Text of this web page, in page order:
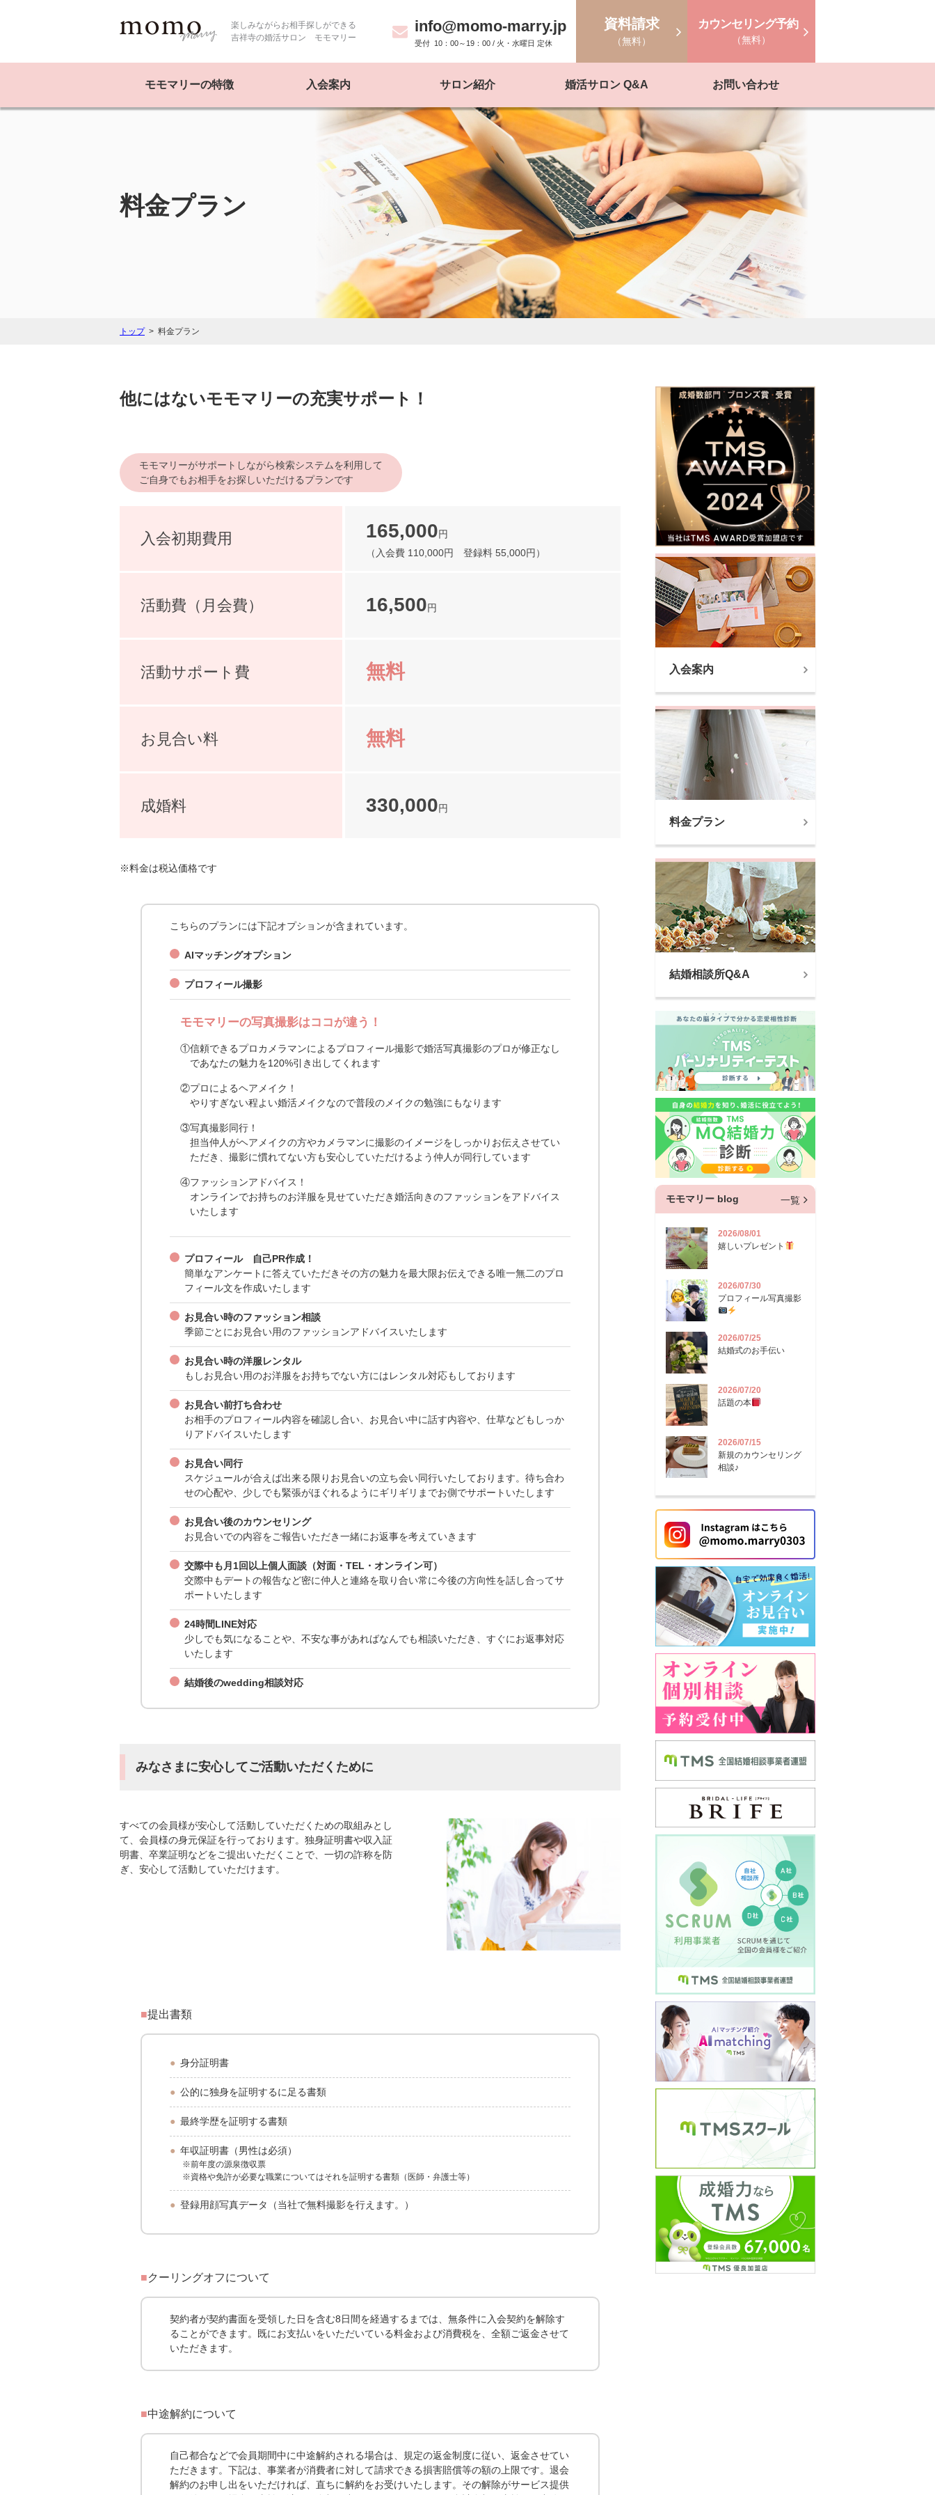
楽しみながらお相手探しができる
吉祥寺の婚活サロン モモマリー
info@momo-marry.jp
10：00～19：00 / 火・水曜日 定休
資料請求
（無料）
カウンセリング予約
（無料）
モモマリーの特徴 入会案内 サロン紹介 婚活サロン Q&A お問い合わせ
料金プラン
トップ 料金プラン
他にはないモモマリーの充実サポート！
モモマリーがサポートしながら検索システムを利用して
ご自身でもお相手をお探しいただけるプランです
入会初期費用 165,000円
（入会費 110,000円 登録料 55,000円）
活動費（月会費） 16,500円
活動サポート費 無料
お見合い料 無料
成婚料 330,000円
※料金は税込価格です
こちらのプランには下記オプションが含まれています。
AIマッチングオプション
プロフィール撮影
モモマリーの写真撮影はココが違う！
①信頼できるプロカメラマンによるプロフィール撮影で婚活写真撮影のプロが修正なし
であなたの魅力を120%引き出してくれます
②プロによるヘアメイク！
やりすぎない程よい婚活メイクなので普段のメイクの勉強にもなります
③写真撮影同行！
担当仲人がヘアメイクの方やカメラマンに撮影のイメージをしっかりお伝えさせてい
ただき、撮影に慣れてない方も安心していただけるよう仲人が同行しています
④ファッションアドバイス！
オンラインでお持ちのお洋服を見せていただき婚活向きのファッションをアドバイス
いたします
プロフィール 自己PR作成！
簡単なアンケートに答えていただきその方の魅力を最大限お伝えできる唯一無二のプロ
フィール文を作成いたします
お見合い時のファッション相談
季節ごとにお見合い用のファッションアドバイスいたします
お見合い時の洋服レンタル
もしお見合い用のお洋服をお持ちでない方にはレンタル対応もしております
お見合い前打ち合わせ
お相手のプロフィール内容を確認し合い、お見合い中に話す内容や、仕草などもしっか
りアドバイスいたします
お見合い同行
スケジュールが合えば出来る限りお見合いの立ち会い同行いたしております。待ち合わ
せの心配や、少しでも緊張がほぐれるようにギリギリまでお側でサポートいたします
お見合い後のカウンセリング
お見合いでの内容をご報告いただき一緒にお返事を考えていきます
交際中も月1回以上個人面談（対面・TEL・オンライン可）
交際中もデートの報告など密に仲人と連絡を取り合い常に今後の方向性を話し合ってサ
ポートいたします
24時間LINE対応
少しでも気になることや、不安な事があればなんでも相談いただき、すぐにお返事対応
いたします
結婚後のwedding相談対応
みなさまに安心してご活動いただくために
すべての会員様が安心して活動していただくための取組みとし
て、会員様の身元保証を行っております。独身証明書や収入証
明書、卒業証明などをご提出いただくことで、一切の詐称を防
ぎ、安心して活動していただけます。
提出書類
身分証明書
公的に独身を証明するに足る書類
最終学歴を証明する書類
年収証明書（男性は必須）
※前年度の源泉徴収票
※資格や免許が必要な職業についてはそれを証明する書類（医師・弁護士等）
登録用顔写真データ（当社で無料撮影を行えます。）
クーリングオフについて
契約者が契約書面を受領した日を含む8日間を経過するまでは、無条件に入会契約を解除す
ることができます。既にお支払いをいただいている料金および消費税を、全額ご返金させて
いただきます。
中途解約について
自己都合などで会員期間中に中途解約される場合は、規定の返金制度に従い、返金させてい
ただきます。下記は、事業者が消費者に対して請求できる損害賠償等の額の上限です。退会
解約のお申し出をいただければ、直ちに解約をお受けいたします。その解除がサービス提供
入会案内
料金プラン
結婚相談所Q&A
モモマリー blog 一覧
2026/08/01
嬉しいプレゼント
2026/07/30
プロフィール写真撮影
2026/07/25
結婚式のお手伝い
2026/07/20
話題の本
2026/07/15
新規のカウンセリング
相談♪